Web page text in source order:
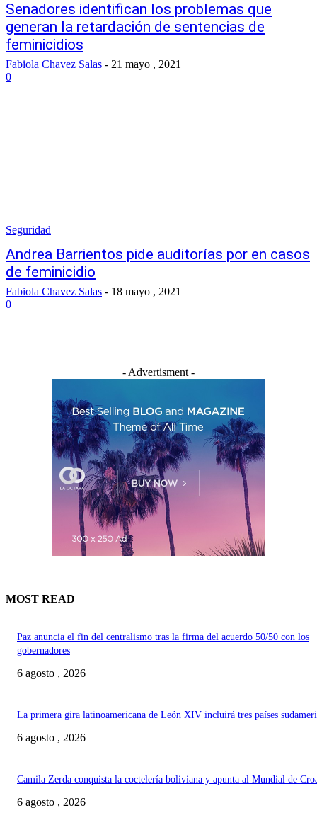
Senadores identifican los problemas que
generan la retardación de sentencias de
feminicidios
Fabiola Chavez Salas - 21 mayo , 2021
0
Seguridad
Andrea Barrientos pide auditorías por en casos
de feminicidio
Fabiola Chavez Salas - 18 mayo , 2021
0
- Advertisment -
MOST READ
Paz anuncia el fin del centralismo tras la firma del acuerdo 50/50 con los
gobernadores
6 agosto , 2026
La primera gira latinoamericana de León XIV incluirá tres países
6 agosto , 2026
Camila Zerda conquista la coctelería boliviana y apunta al Mundial de
6 agosto , 2026